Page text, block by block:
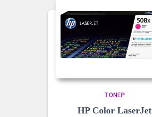
ΤΌΝΕΡ
HP Color LaserJet